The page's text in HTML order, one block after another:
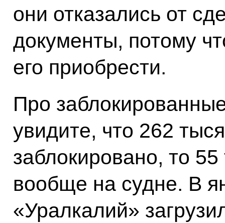
они отказались от
документы, потому
его приобрести.
Про
увидите, что 262
заблокировано, то
вообще на судне. В
«Уралкалий»